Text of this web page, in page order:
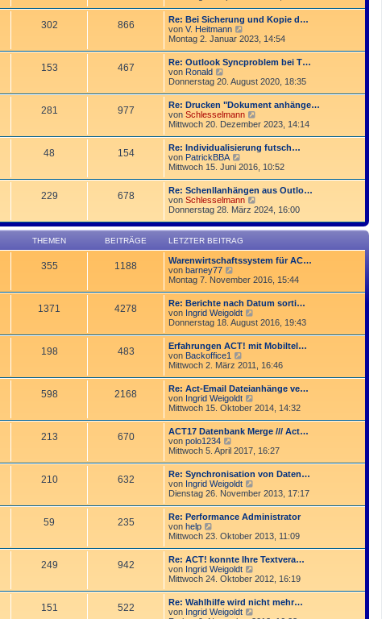
t
r
a
g
r
B
e
i
t
r
a
g
s
e
r
B
i
t
r
a
g
302 866
Re: Bei Sicherung und Kopie d…
von V. Heitmann
e
s
e
r
B
e
i
t
r
a
g
Montag 2. Januar 2023, 14:54
153 467
Re: Outlook Syncproblem bei T…
von Ronald
e
e
s
t
e
r
B
e
i
t
r
a
g
Donnerstag 20. August 2020, 18:35
281 977
Re: Drucken "Dokument anhänge…
von Schlesselmann
e
s
t
e
r
B
i
t
r
g
Mittwoch 20. Dezember 2023, 14:14
48 154
Re: Individualisierung futsch…
von PatrickBBA
e
s
t
e
r
B
e
i
t
a
g
Mittwoch 15. Juni 2016, 10:52
229 678
Re: Schenllanhängen aus Outlo…
von Schlesselmann
e
e
e
r
B
e
i
t
a
g
Donnerstag 28. März 2024, 16:00
THEMEN BEITRÄGE LETZTER BEITRAG
355 1188
Warenwirtschaftssystem für AC…
von barney77
e
e
s
t
e
r
B
e
i
t
r
a
g
Montag 7. November 2016, 15:44
1371 4278
Re: Berichte nach Datum sorti…
von Ingrid Weigoldt
e
e
s
t
e
r
B
i
t
r
a
g
Donnerstag 18. August 2016, 19:43
198 483
Erfahrungen ACT! mit Mobiltel…
von Backoffice1
e
s
e
r
B
i
t
r
a
g
Mittwoch 2. März 2011, 16:46
598 2168
Re: Act-Email Dateianhänge ve…
von Ingrid Weigoldt
e
e
s
e
r
B
i
t
r
a
g
Mittwoch 15. Oktober 2014, 14:32
213 670
ACT17 Datenbank Merge /// Act…
von polo1234
e
s
t
e
r
B
i
t
r
a
g
Mittwoch 5. April 2017, 16:27
210 632
Re: Synchronisation von Daten…
von Ingrid Weigoldt
e
s
t
e
r
B
i
t
r
a
Dienstag 26. November 2013, 17:17
59 235
Re: Performance Administrator
von help
e
s
t
e
r
B
e
Mittwoch 23. Oktober 2013, 11:09
249 942
Re: ACT! konnte Ihre Textvera…
von Ingrid Weigoldt
e
e
s
t
Mittwoch 24. Oktober 2012, 16:19
151 522
Re: Wahlhilfe wird nicht mehr…
von Ingrid Weigoldt